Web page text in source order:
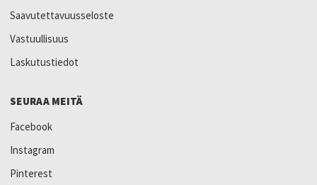
Saavutettavuusseloste
Vastuullisuus
Laskutustiedot
SEURAA MEITÄ
Facebook
Instagram
Pinterest